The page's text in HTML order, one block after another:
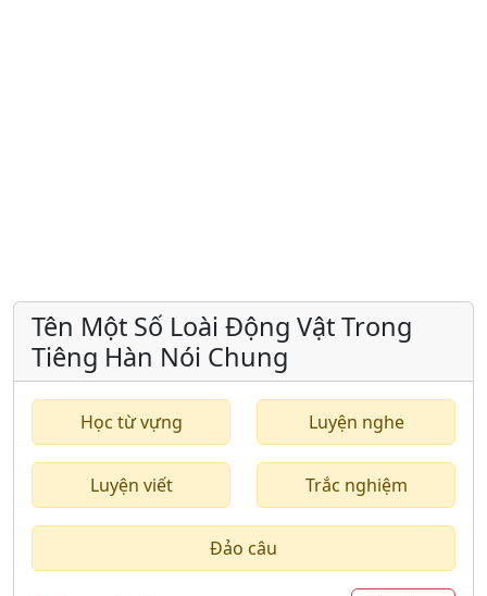
Tên Một Số Loài Động Vật Trong
Tiêng Hàn Nói Chung
Học từ vựng Luyện nghe
Luyện viết Trắc nghiệm
Đảo câu